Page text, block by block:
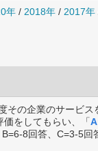
年 / 2018年 / 2017年
その企業のサービス
価をしてもらい、「
8回答、C=3-5回